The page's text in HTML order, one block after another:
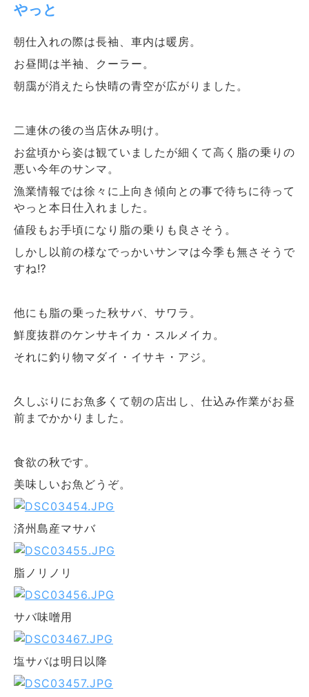
やっと
朝仕入れの際は長袖、車内は暖房。
お昼間は半袖、クーラー。
朝靄が消えたら快晴の青空が広がりました。
二連休の後の当店休み明け。
お盆頃から姿は観ていましたが細くて高く脂の乗りの
悪い今年のサンマ。
漁業情報では徐々に上向き傾向との事で待ちに待って
やっと本日仕入れました。
値段もお手頃になり脂の乗りも良さそう。
しかし以前の様なでっかいサンマは今季も無さそうで
すね⁉
他にも脂の乗った秋サバ、サワラ。
鮮度抜群のケンサキイカ・スルメイカ。
それに釣り物マダイ・イサキ・アジ。
久しぶりにお魚多くて朝の店出し、仕込み作業がお昼
前までかかりました。
食欲の秋です。
美味しいお魚どうぞ。
済州島産マサバ
脂ノリノリ
サバ味噌用
塩サバは明日以降